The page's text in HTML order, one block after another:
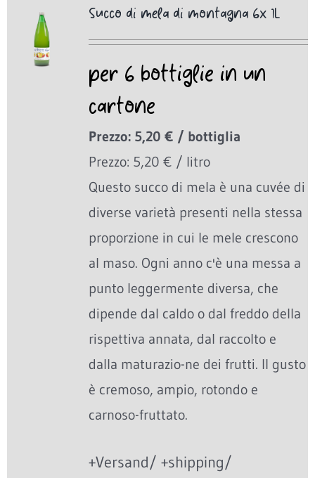
Succo di mela di montagna 6x 1L
per 6 bottiglie in un
cartone
Prezzo: 5,20 € / bottiglia
Prezzo: 5,20 € / litro
Questo succo di mela è una cuvée di
diverse varietà presenti nella stessa
proporzione in cui le mele crescono
al maso. Ogni anno c'è una messa a
punto leggermente diversa, che
dipende dal caldo o dal freddo della
rispettiva annata, dal raccolto e
dalla maturazio-ne dei frutti. Il gusto
è cremoso, ampio, rotondo e
carnoso-fruttato.
+Versand/ +shipping/